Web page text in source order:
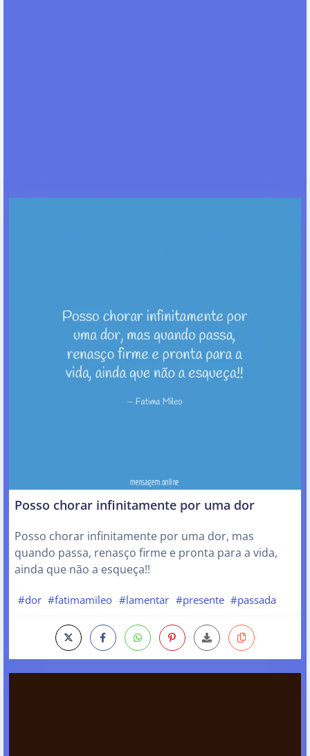
Posso chorar infinitamente por uma dor
Posso chorar infinitamente por uma dor, mas
quando passa, renasço firme e pronta para a vida,
ainda que não a esqueça!!
#dor #fatimamileo #lamentar #presente #passada